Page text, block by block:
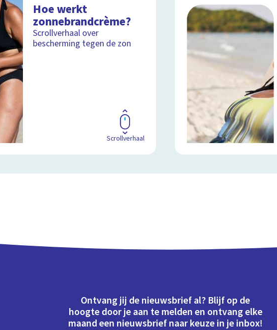
Hoe werkt
zonnebrandcrème?
Scrollverhaal over
bescherming tegen de zon
Scrollverhaal
Ontvang jij de nieuwsbrief al? Blijf op de
hoogte door je aan te melden en ontvang elke
maand een nieuwsbrief naar keuze in je inbox!